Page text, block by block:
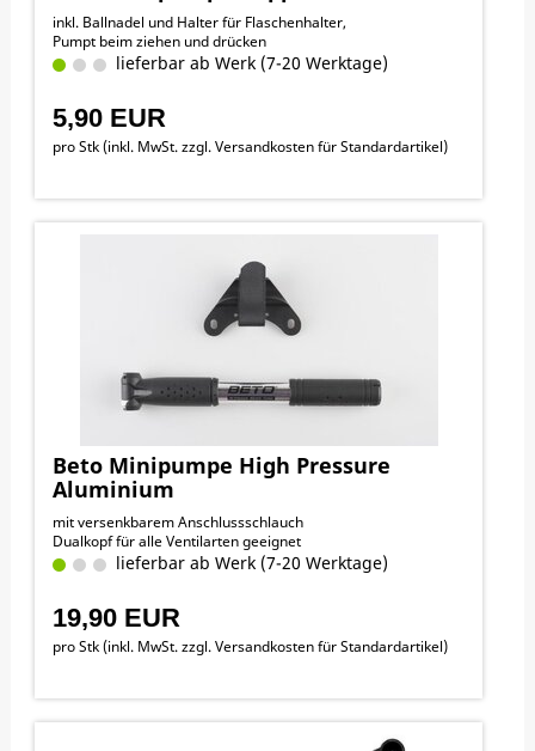
inkl. Ballnadel und Halter für Flaschenhalter,
Pumpt beim ziehen und drücken
lieferbar ab Werk (7-20 Werktage)
5,90 EUR
pro Stk (inkl. MwSt. zzgl.Versandkosten für Standardartikel)
Beto Minipumpe High Pressure
Aluminium
mit versenkbarem Anschlussschlauch
Dualkopf für alle Ventilarten geeignet
lieferbar ab Werk (7-20 Werktage)
19,90 EUR
pro Stk (inkl. MwSt. zzgl.Versandkosten für Standardartikel)